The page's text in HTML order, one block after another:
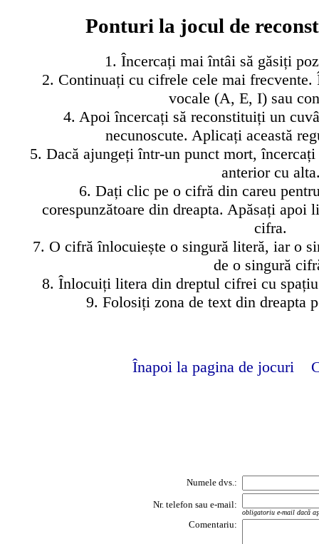
Ponturi la jocul de
1. Încercați mai întâi să găsiți
2. Continuați cu cifrele cele mai frecvente.
vocale (A, E, I) sau
4. Apoi încercați să reconstituiți un
necunoscute. Aplicați această
5. Dacă ajungeți într-un punct mort,
anterior cu
6. Dați clic pe o cifră din careu
corespunzătoare din dreapta. Apăsați apoi
cifra.
7. O cifră înlocuiește o singură literă, iar o
de o singură
8. Înlocuiți litera din dreptul cifrei cu
9. Folosiți zona de text din dreapta
Înapoi la pagina de jocuri
Numele dvs.:
Nr. telefon sau e-mail:
obligatoriu e-mail dacă
Comentariu: